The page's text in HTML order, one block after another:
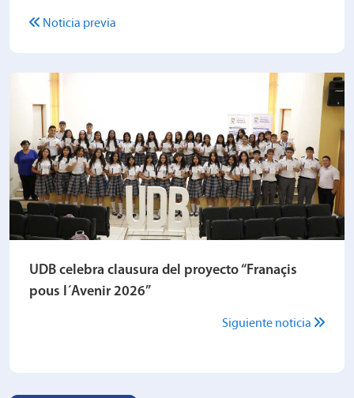
Noticia previa
UDB celebra clausura del proyecto “Franaçis
pous I´Avenir 2026”
Siguiente noticia